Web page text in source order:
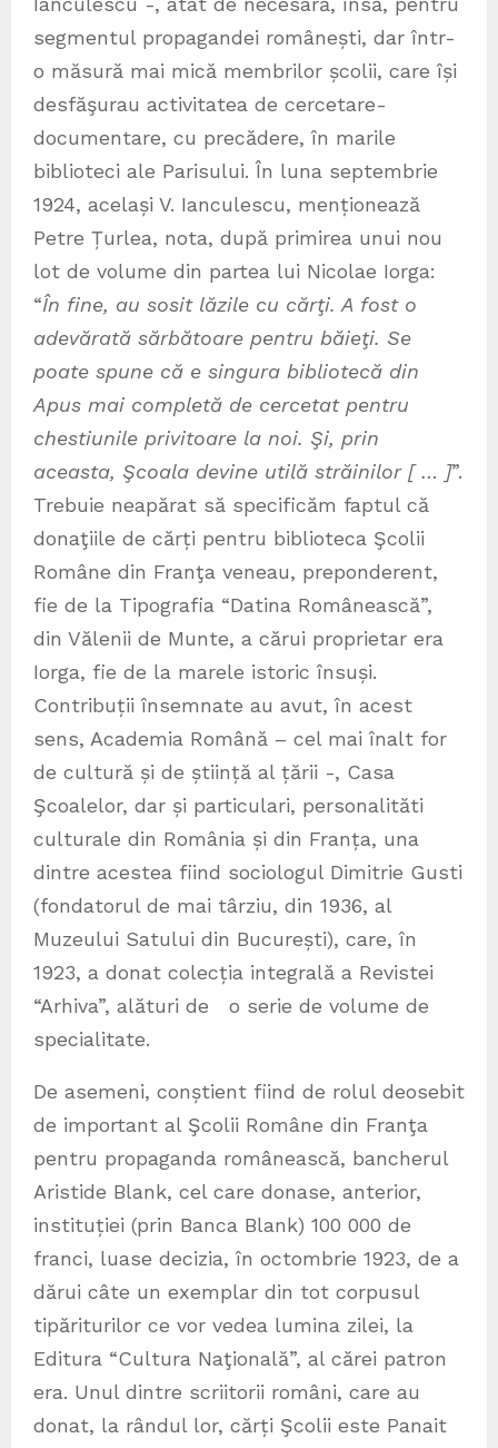
segmentul propagandei românești, dar într-
o măsură mai mică membrilor școlii, care își
desfăşurau activitatea de cercetare-
documentare, cu precădere, în marile
biblioteci ale Parisului. În luna septembrie
1924, același V. Ianculescu, menționează
Petre Țurlea, nota, după primirea unui nou
lot de volume din partea lui Nicolae Iorga:
“În fine, au sosit lăzile cu cărţi. A fost o
adevărată sărbătoare pentru băieţi. Se
poate spune că e singura bibliotecă din
Apus mai completă de cercetat pentru
chestiunile privitoare la noi. Şi, prin
aceasta, Şcoala devine utilă străinilor [ … ]”.
Trebuie neapărat să specificăm faptul că
donaţiile de cărți pentru biblioteca Şcolii
Române din Franţa veneau, preponderent,
fie de la Tipografia “Datina Românească”,
din Vălenii de Munte, a cărui proprietar era
Iorga, fie de la marele istoric însuși.
Contribuții însemnate au avut, în acest
sens, Academia Română – cel mai înalt for
de cultură și de știință al țării -, Casa
Şcoalelor, dar și particulari, personalităti
culturale din România și din Franța, una
dintre acestea fiind sociologul Dimitrie Gusti
(fondatorul de mai târziu, din 1936, al
Muzeului Satului din București), care, în
1923, a donat colecția integrală a Revistei
“Arhiva”, alături de o serie de volume de
specialitate.
De asemeni, conștient fiind de rolul deosebit
de important al Şcolii Române din Franţa
pentru propaganda românească, bancherul
Aristide Blank, cel care donase, anterior,
instituției (prin Banca Blank) 100 000 de
franci, luase decizia, în octombrie 1923, de a
dărui câte un exemplar din tot corpusul
tipăriturilor ce vor vedea lumina zilei, la
Editura “Cultura Naţională”, al cărei patron
era. Unul dintre scriitorii români, care au
donat, la rândul lor, cărți Şcolii este Panait